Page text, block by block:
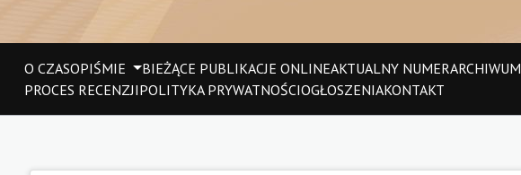
O CZASOPIŚMIE BIEŻĄCE PUBLIKACJE ONLINEAKTUALNY NUMERARCHIWUM
PROCES RECENZJIPOLITYKA PRYWATNOŚCIOGŁOSZENIAKONTAKT